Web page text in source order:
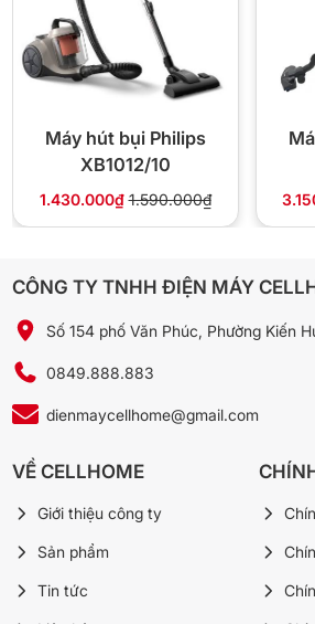
Công nghệ hút
Bộ lọc
Allergy H13
bụi nhỏ)
Đầu hút TriActive (3
Điều khiển công
suất
Xuất xứ Chính hãng
✅ Nên mua nếu:
Bạn cần máy hút bụi có túi, dễ vệ
quả.
Máy hút bụi Philips
XB1012/10
1.430.000₫ 1.590.000₫
CÔNG TY TNHH ĐIỆN MÁY
Số 154 phố Văn Phúc, Phường Kiến
0849.888.883
dienmaycellhome@gmail.com
VỀ CELLHOME
Giới thiệu công ty
Sản phẩm
Tin tức